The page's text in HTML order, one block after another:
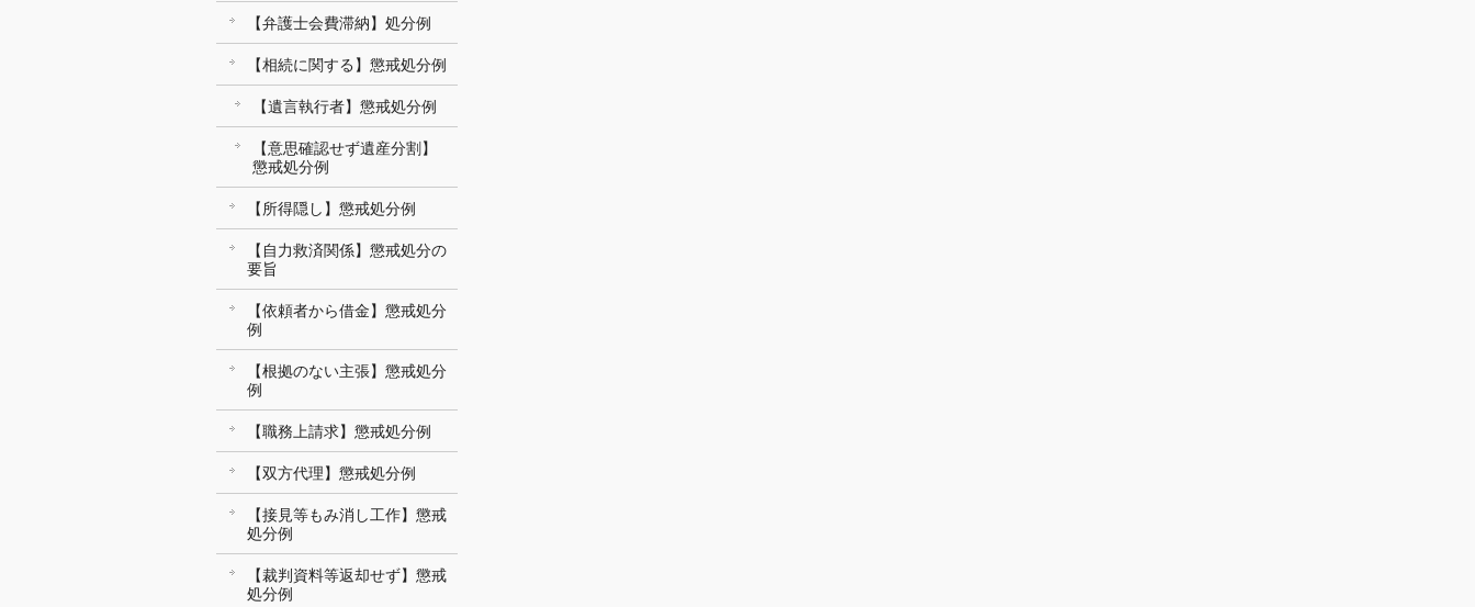
【弁護士会費滞納】処分例
【相続に関する】懲戒処分例
【遺言執行者】懲戒処分例
【意思確認せず遺産分割】
懲戒処分例
【所得隠し】懲戒処分例
【自力救済関係】懲戒処分の
要旨
【依頼者から借金】懲戒処分
例
【根拠のない主張】懲戒処分
例
【職務上請求】懲戒処分例
【双方代理】懲戒処分例
【接見等もみ消し工作】懲戒
処分例
【裁判資料等返却せず】懲戒
処分例